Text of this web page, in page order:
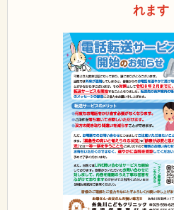
れます